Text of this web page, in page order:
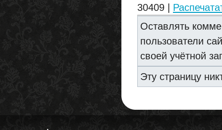
30409 |
Оставлять
пользователи
своей учётной
Эту страницу